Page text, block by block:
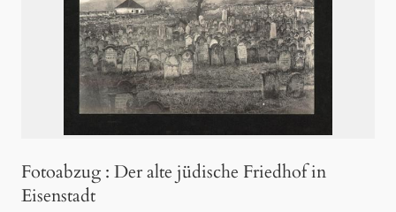
Fotoabzug : Der alte jüdische Friedhof in
Eisenstadt